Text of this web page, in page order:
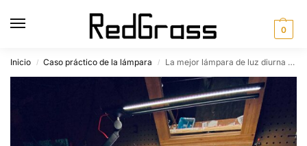
0
Inicio / Caso práctico de la lámpara / La mejor lámpara de luz diurna para artistas